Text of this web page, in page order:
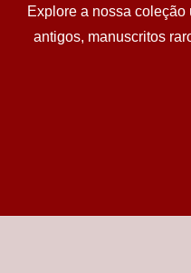
Explore a nossa coleção
antigos, manuscritos